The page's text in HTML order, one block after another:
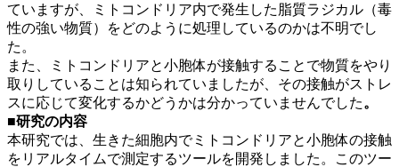
ていますが、ミトコンドリア内で発生した脂質ラジカル（毒
性の強い物質）をどのように処理しているのかは不明でし
た。
また、ミトコンドリアと小胞体が接触することで物質をやり
取りしていることは知られていましたが、その接触がストレ
スに応じて変化するかどうかは分かっていませんでした。
■研究の内容
本研究では、生きた細胞内でミトコンドリアと小胞体の接触
をリアルタイムで測定するツールを開発しました。このツー